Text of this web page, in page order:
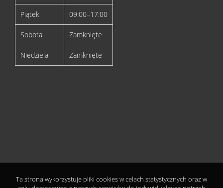
Piątek 09:00–17:00
Sobota Zamknięte
Niedziela Zamknięte
Ta strona wykorzystuje pliki cookies w celach statystycznych oraz w